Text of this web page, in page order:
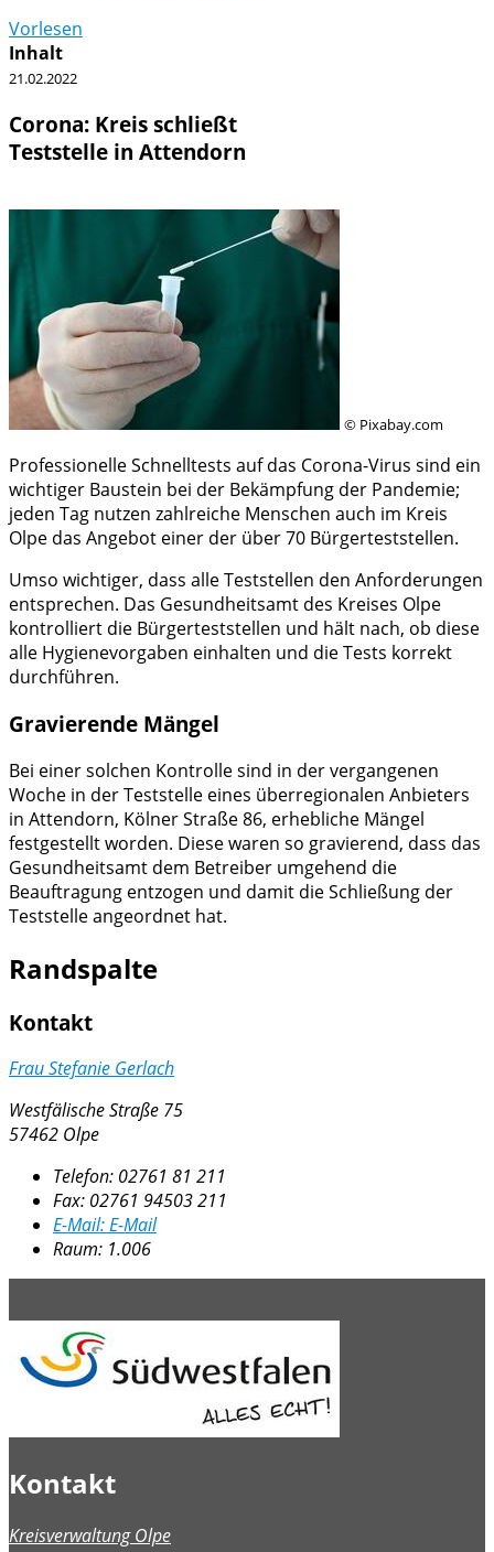
Vorlesen
Inhalt
21.02.2022
Corona: Kreis schließt
Teststelle in Attendorn
© Pixabay.com
Professionelle Schnelltests auf das Corona-Virus sind ein
wichtiger Baustein bei der Bekämpfung der Pandemie;
jeden Tag nutzen zahlreiche Menschen auch im Kreis
Olpe das Angebot einer der über 70 Bürgerteststellen.
Umso wichtiger, dass alle Teststellen den Anforderungen
entsprechen. Das Gesundheitsamt des Kreises Olpe
kontrolliert die Bürgerteststellen und hält nach, ob diese
alle Hygienevorgaben einhalten und die Tests korrekt
durchführen.
Gravierende Mängel
Bei einer solchen Kontrolle sind in der vergangenen
Woche in der Teststelle eines überregionalen Anbieters
in Attendorn, Kölner Straße 86, erhebliche Mängel
festgestellt worden. Diese waren so gravierend, dass das
Gesundheitsamt dem Betreiber umgehend die
Beauftragung entzogen und damit die Schließung der
Teststelle angeordnet hat.
Randspalte
Kontakt
Frau Stefanie Gerlach
Westfälische Straße 75
57462 Olpe
Telefon: 02761 81 211
Fax: 02761 94503 211
E-Mail:E-Mail
Raum: 1.006
Kontakt
Kreisverwaltung Olpe